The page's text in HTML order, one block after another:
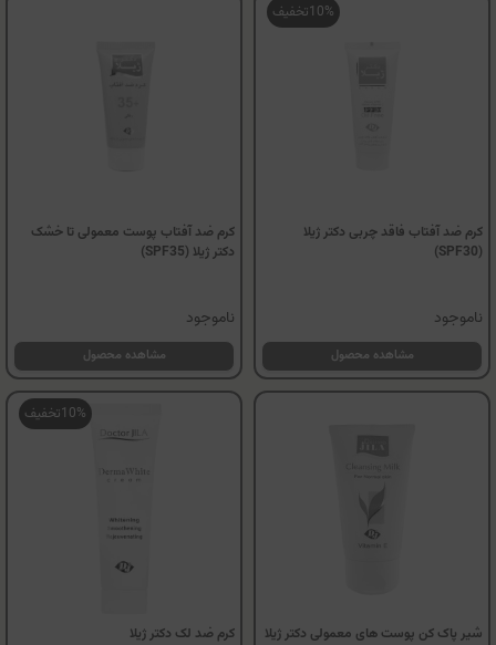
10%تخفیف
کرم ضد آفتاب فاقد چربی دکتر ژیلا
(SPF30)
ناموجود
مشاهده محصول
کرم ضد آفتاب پوست معمولی تا خشک
دکتر ژیلا (SPF35)
ناموجود
مشاهده محصول
شیر پاک کن پوست های معمولی دکتر ژیلا
10%تخفیف
کرم ضد لک دکتر ژیلا